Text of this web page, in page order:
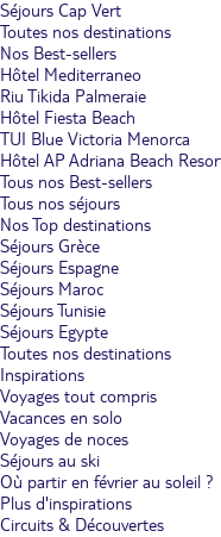
Séjours Cap Vert
Toutes nos destinations
Nos Best-sellers
Hôtel Mediterraneo
Riu Tikida Palmeraie
Hôtel Fiesta Beach
TUI Blue Victoria Menorca
Hôtel AP Adriana Beach
Tous nos Best-sellers
Tous nos séjours
Nos Top destinations
Séjours Grèce
Séjours Espagne
Séjours Maroc
Séjours Tunisie
Séjours Egypte
Toutes nos destinations
Inspirations
Voyages tout compris
Vacances en solo
Voyages de noces
Séjours au ski
Où partir en février au soleil ?
Plus d'inspirations
Circuits & Découvertes